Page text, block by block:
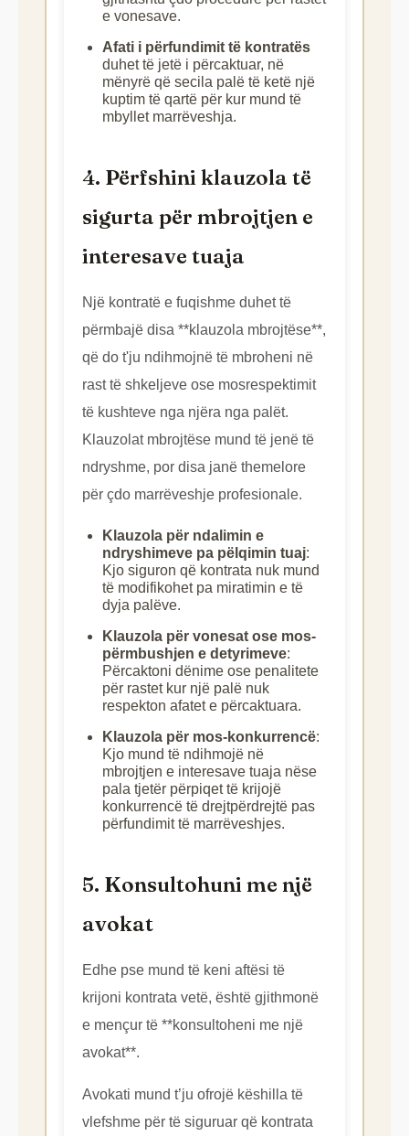
e vonesave.
Afati i përfundimit të kontratës
duhet të jetë i përcaktuar, në
mënyrë që secila palë të ketë një
kuptim të qartë për kur mund të
mbyllet marrëveshja.
4. Përfshini klauzola të
sigurta për mbrojtjen e
interesave tuaja
Një kontratë e fuqishme duhet të
përmbajë disa **klauzola mbrojtëse**,
që do t'ju ndihmojnë të mbroheni në
rast të shkeljeve ose mosrespektimit
të kushteve nga njëra nga palët.
Klauzolat mbrojtëse mund të jenë të
ndryshme, por disa janë themelore
për çdo marrëveshje profesionale.
Klauzola për ndalimin e
ndryshimeve pa pëlqimin tuaj:
Kjo siguron që kontrata nuk mund
të modifikohet pa miratimin e të
dyja palëve.
Klauzola për vonesat ose mos-
përmbushjen e detyrimeve:
Përcaktoni dënime ose penalitete
për rastet kur një palë nuk
respekton afatet e përcaktuara.
Klauzola për mos-konkurrencë:
Kjo mund të ndihmojë në
mbrojtjen e interesave tuaja nëse
pala tjetër përpiqet të krijojë
konkurrencë të drejtpërdrejtë pas
përfundimit të marrëveshjes.
5. Konsultohuni me një
avokat
Edhe pse mund të keni aftësi të
krijoni kontrata vetë, është gjithmonë
e mençur të **konsultoheni me një
avokat**.
Avokati mund t’ju ofrojë këshilla të
vlefshme për të siguruar që kontrata